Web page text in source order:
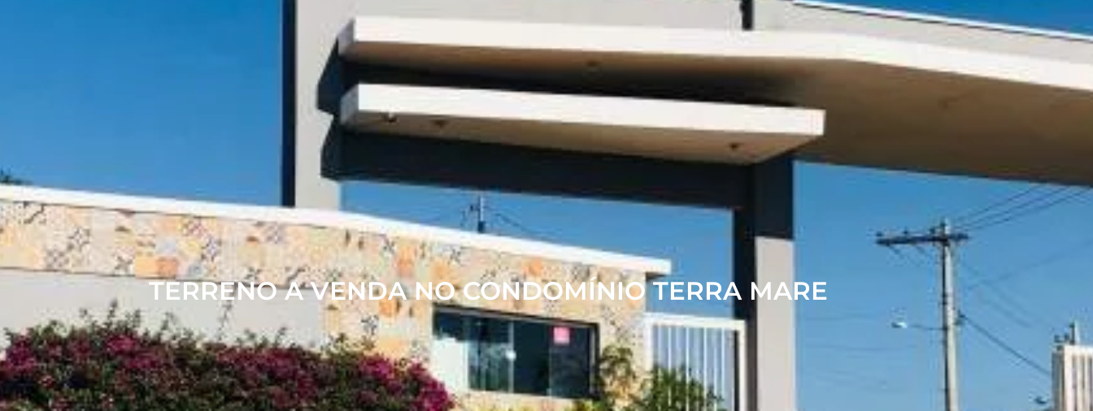
TERRENO A VENDA NO CONDOMÍNIO TERRA MARE